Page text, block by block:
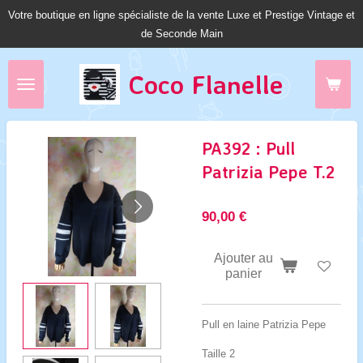
Passer
Coco Flanelle
Votre boutique en ligne spécialiste de la vente Luxe et Prestige Vintage et
de Seconde Main
PA392 : Pull
Patrizia Pepe T.2
90,00 €
Ajouter au
panier
Pull en laine Patrizia Pepe
Taille 2